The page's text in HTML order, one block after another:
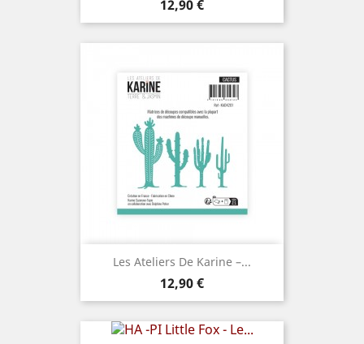
Prix
12,90 €
Les Ateliers De Karine –...
Prix
12,90 €